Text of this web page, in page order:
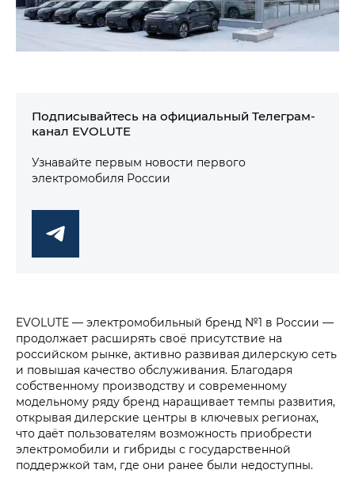
Подписывайтесь на официальный Телеграм-
канал EVOLUTE
Узнавайте первым новости первого
электромобиля России
EVOLUTE — электромобильный бренд №1 в России —
продолжает расширять своё присутствие на
российском рынке, активно развивая дилерскую сеть
и повышая качество обслуживания. Благодаря
собственному производству и современному
модельному ряду бренд наращивает темпы развития,
открывая дилерские центры в ключевых регионах,
что даёт пользователям возможность приобрести
электромобили и гибриды с государственной
поддержкой там, где они ранее были недоступны.